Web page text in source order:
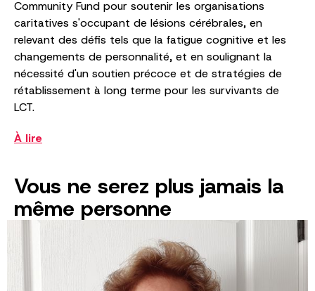
Community Fund pour soutenir les organisations
caritatives s'occupant de lésions cérébrales, en
relevant des défis tels que la fatigue cognitive et les
changements de personnalité, et en soulignant la
nécessité d'un soutien précoce et de stratégies de
rétablissement à long terme pour les survivants de
LCT.
À lire
Vous ne serez plus jamais la
même personne